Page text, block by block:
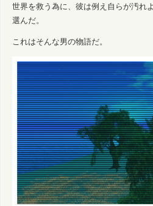
世界を救う為に、彼は例え自らが汚れ
選んだ。
これはそんな男の物語だ。